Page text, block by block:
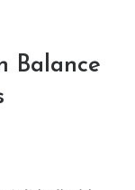
Balance